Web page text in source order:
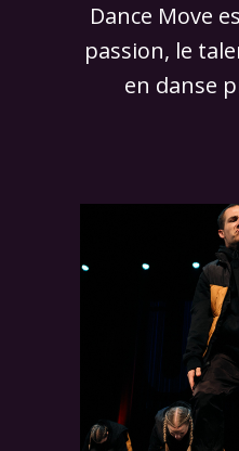
Dance Move
passion, le
en danse